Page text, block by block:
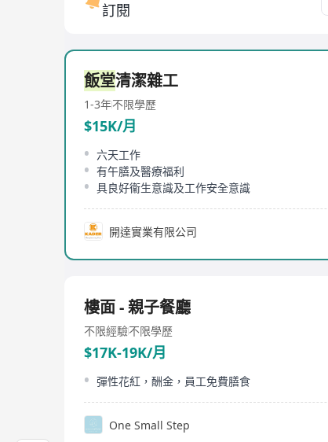
訂閱
飯堂清潔雜工
1-3年不限學歷
$15K/月
六天工作
有午膳及醫療福利
具良好衞生意識及工作安全意識
開達實業有限公司
樓面 - 親子餐廳
不限經驗不限學歷
$17K-19K/月
彈性花紅，酬金，員工免費膳食
One Small Step